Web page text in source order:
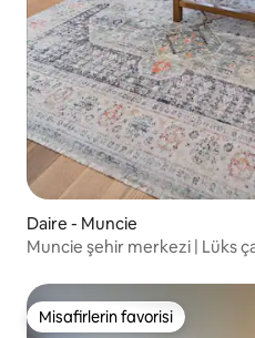
Daire - Muncie
Muncie şehir merkezi | Lüks
Misafirlerin favorisi
Misafirlerin favorisi